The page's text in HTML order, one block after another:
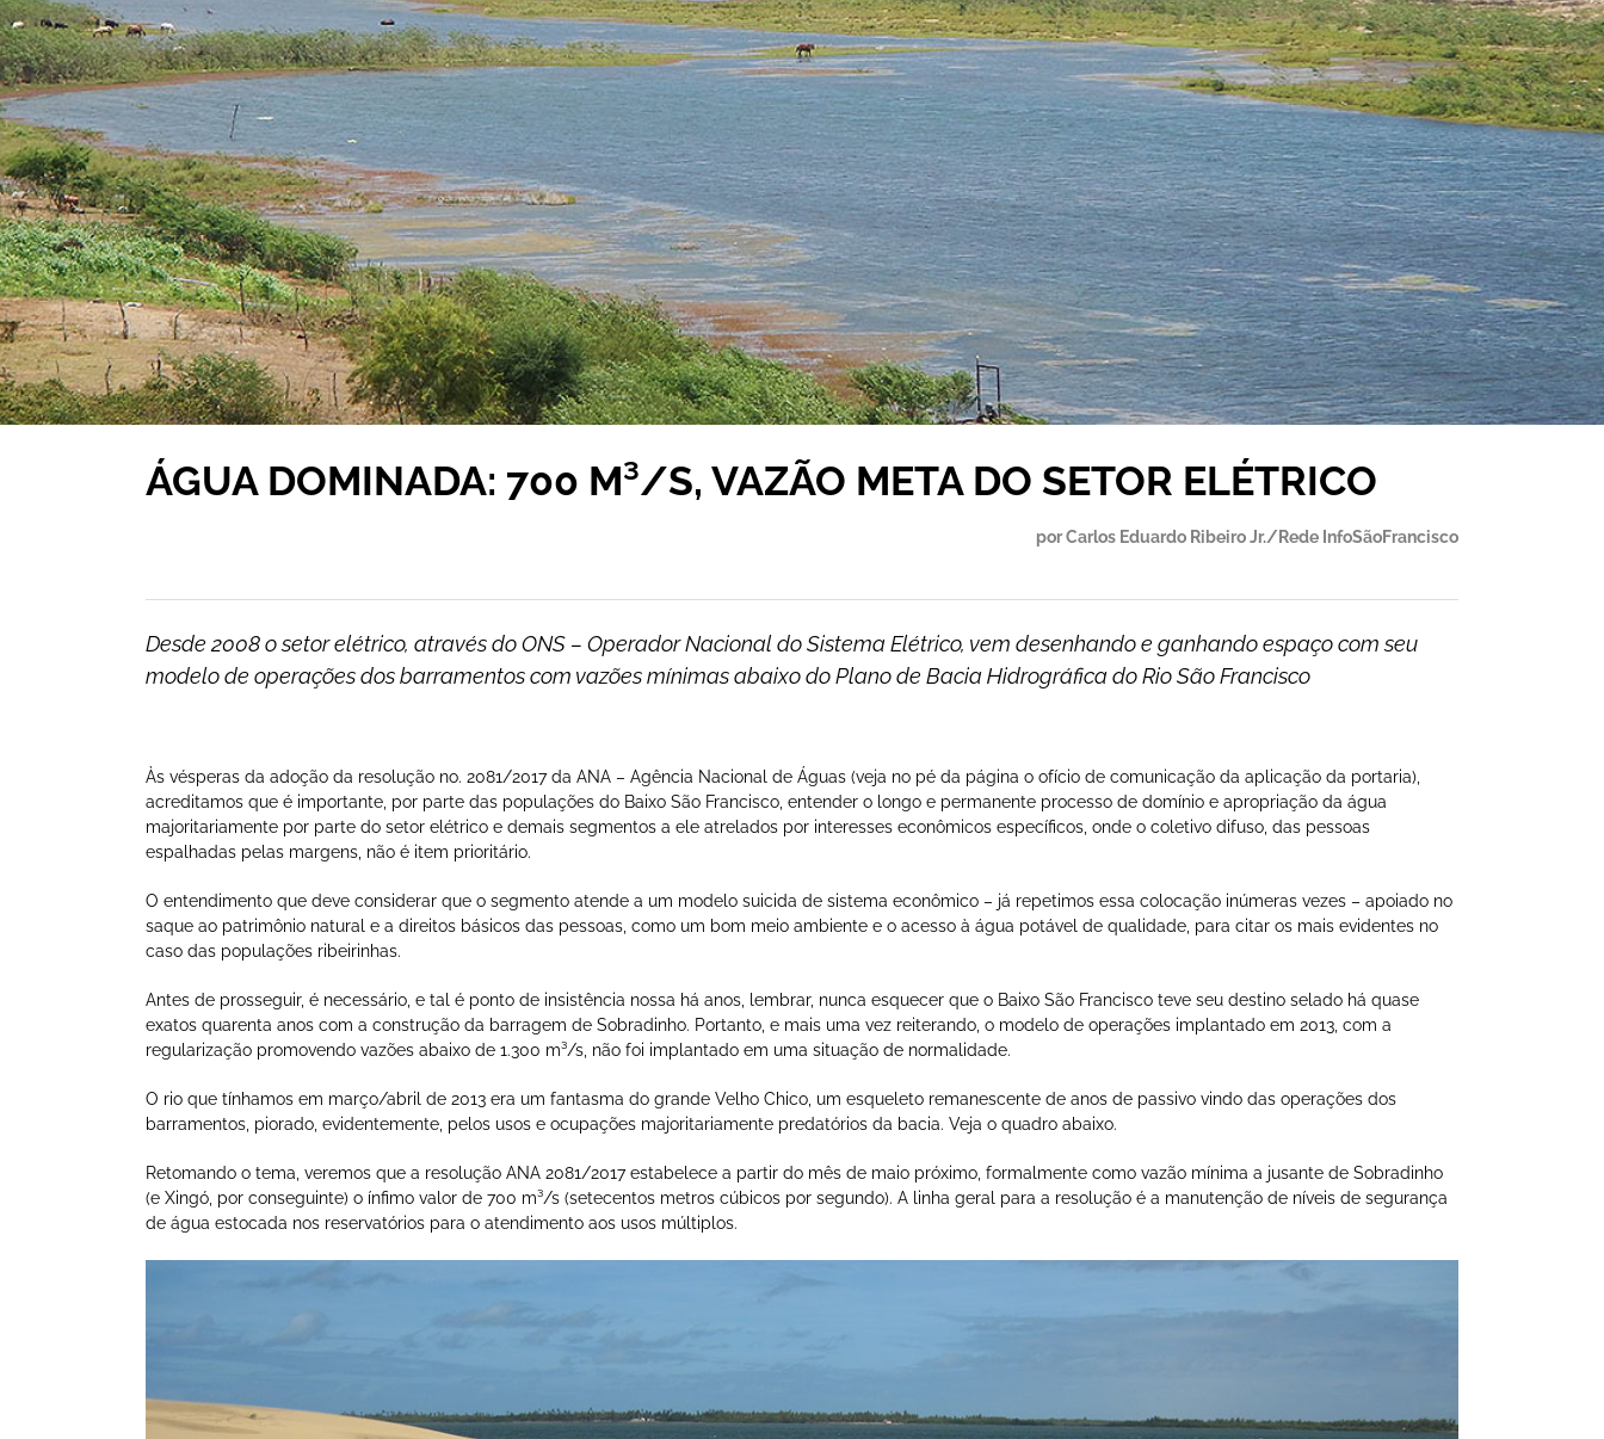
ÁGUA DOMINADA: 700 M³/S, VAZÃO META DO SETOR ELÉTRICO
por Carlos Eduardo Ribeiro Jr./Rede InfoSãoFrancisco
Desde 2008 o setor elétrico, através do ONS – Operador Nacional do Sistema Elétrico, vem desenhando e ganhando espaço com seu
modelo de operações dos barramentos com vazões mínimas abaixo do Plano de Bacia Hidrográfica do Rio São Francisco
Às vésperas da adoção da resolução no. 2081/2017 da ANA – Agência Nacional de Águas (veja no pé da página o ofício de comunicação da aplicação da portaria),
acreditamos que é importante, por parte das populações do Baixo São Francisco, entender o longo e permanente processo de domínio e apropriação da água
majoritariamente por parte do setor elétrico e demais segmentos a ele atrelados por interesses econômicos específicos, onde o coletivo difuso, das pessoas
espalhadas pelas margens, não é item prioritário.
O entendimento que deve considerar que o segmento atende a um modelo suicida de sistema econômico – já repetimos essa colocação inúmeras vezes – apoiado no
saque ao patrimônio natural e a direitos básicos das pessoas, como um bom meio ambiente e o acesso à água potável de qualidade, para citar os mais evidentes no
caso das populações ribeirinhas.
Antes de prosseguir, é necessário, e tal é ponto de insistência nossa há anos, lembrar, nunca esquecer que o Baixo São Francisco teve seu destino selado há quase
exatos quarenta anos com a construção da barragem de Sobradinho. Portanto, e mais uma vez reiterando, o modelo de operações implantado em 2013, com a
regularização promovendo vazões abaixo de 1.300 m³/s, não foi implantado em uma situação de normalidade.
O rio que tínhamos em março/abril de 2013 era um fantasma do grande Velho Chico, um esqueleto remanescente de anos de passivo vindo das operações dos
barramentos, piorado, evidentemente, pelos usos e ocupações majoritariamente predatórios da bacia. Veja o quadro abaixo.
Retomando o tema, veremos que a resolução ANA 2081/2017 estabelece a partir do mês de maio próximo, formalmente como vazão mínima a jusante de Sobradinho
(e Xingó, por conseguinte) o ínfimo valor de 700 m³/s (setecentos metros cúbicos por segundo). A linha geral para a resolução é a manutenção de níveis de segurança
de água estocada nos reservatórios para o atendimento aos usos múltiplos.